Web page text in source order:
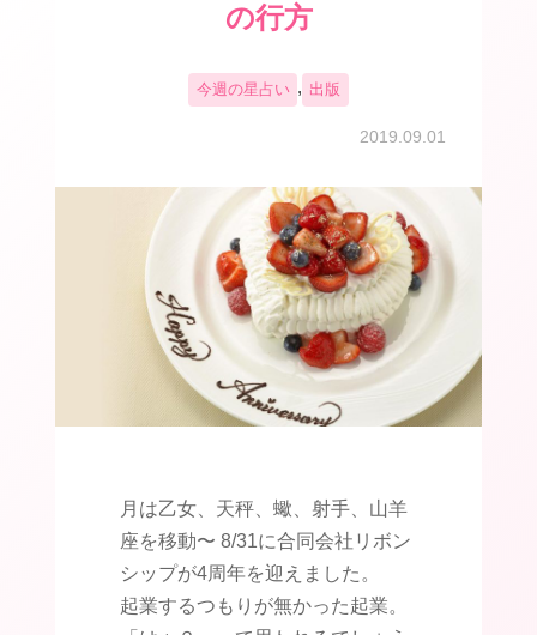
の行方
今週の星占い , 出版
2019.09.01
月は乙女、天秤、蠍、射手、山羊
座を移動〜 8/31に合同会社リボン
シップが4周年を迎えました。
起業するつもりが無かった起業。